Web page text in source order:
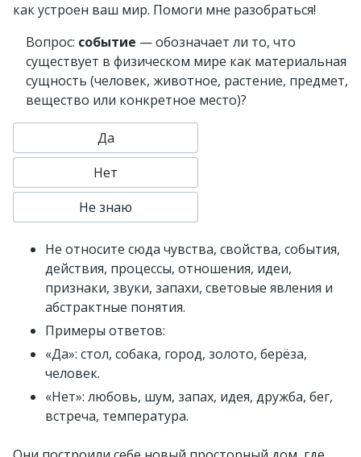
как устроен ваш мир. Помоги мне разобраться!
Вопрос: событие — обозначает ли то, что
существует в физическом мире как материальная
сущность (человек, животное, растение, предмет,
вещество или конкретное место)?
Да
Нет
Не знаю
Не относите сюда чувства, свойства, события,
действия, процессы, отношения, идеи,
признаки, звуки, запахи, световые явления и
абстрактные понятия.
Примеры ответов:
«Да»: стол, собака, город, золото, берёза,
человек.
«Нет»: любовь, шум, запах, идея, дружба, бег,
встреча, температура.